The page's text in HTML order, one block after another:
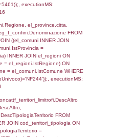
el_comuni AS el_comuni_1 ON
LEFT JOIN
ON
LEFT JOIN
ON
where
0.00029110908508301
a2p.Cognome, a2p.Nome
a2rp INNER JOIN
= a2p.IDPersonale